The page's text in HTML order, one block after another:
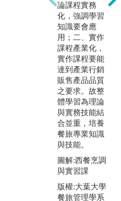
論課程實務
化，強調學習
知識要會應
用；二、實作
課程產業化，
實作課程要能
達到產業行銷
販售產品品質
之要求。故整
體學習為理論
與實務技能結
合並重，培養
餐旅專業知識
與技能。
圖解:西餐烹調
與實習課
版權:大葉大學
餐旅管理學系